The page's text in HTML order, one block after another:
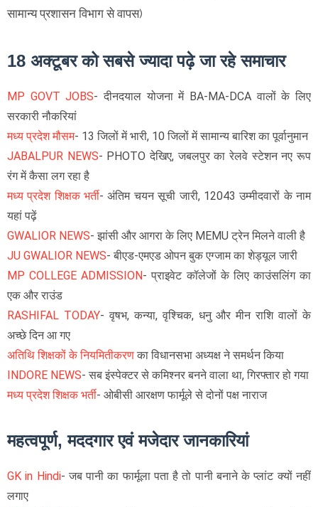
सामान्य प्रशासन विभाग से वापस)
18 अक्टूबर को सबसे ज्यादा पढ़े जा रहे समाचार
MP GOVT JOBS- दीनदयाल योजना में BA-MA-DCA वालों के लिए
सरकारी नौकरियां
मध्य प्रदेश मौसम- 13 जिलों में भारी, 10 जिलों में सामान्य बारिश का पूर्वानुमान
JABALPUR NEWS- PHOTO देखिए, जबलपुर का रेलवे स्टेशन नए रूप
रंग में कैसा लग रहा है
मध्य प्रदेश शिक्षक भर्ती- अंतिम चयन सूची जारी, 12043 उम्मीदवारों के नाम
यहां पढ़ें
GWALIOR NEWS- झांसी और आगरा के लिए MEMU ट्रेन मिलने वाली है
JU GWALIOR NEWS- बीएड-एमएड ओपन बुक एग्जाम का शेड्यूल जारी
MP COLLEGE ADMISSION- प्राइवेट कॉलेजों के लिए काउंसलिंग का
एक और राउंड
RASHIFAL TODAY- वृषभ, कन्या, वृश्चिक, धनु और मीन राशि वालों के
अच्छे दिन आ गए
अतिथि शिक्षकों के नियमितीकरण का विधानसभा अध्यक्ष ने समर्थन किया
INDORE NEWS- सब इंस्पेक्टर से कमिश्नर बनने वाला था, गिरफ्तार हो गया
मध्य प्रदेश शिक्षक भर्ती- ओबीसी आरक्षण फार्मूले से दोनों पक्ष नाराज
महत्वपूर्ण, मददगार एवं मजेदार जानकारियां
GK in Hindi- जब पानी का फार्मूला पता है तो पानी बनाने के प्लांट क्यों नहीं
लगाए